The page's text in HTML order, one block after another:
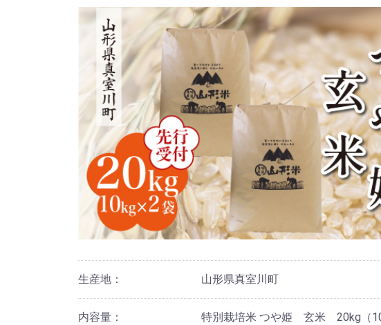
生産地： 山形県真室川町
内容量： 特別栽培米 つや姫 玄米 20kg（